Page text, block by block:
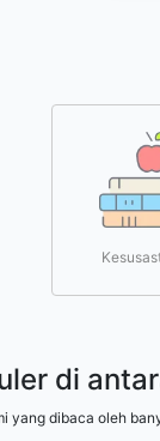
di
yang dibaca oleh